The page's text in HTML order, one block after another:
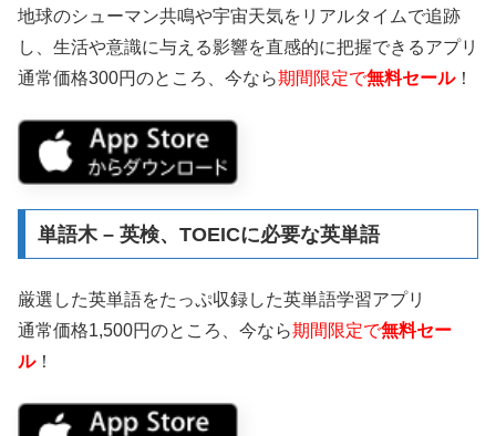
地球のシューマン共鳴や宇宙天気をリアルタイムで追跡
し、生活や意識に与える影響を直感的に把握できるアプリ
通常価格300円のところ、今なら期間限定で無料セール！
単語木 – 英検、TOEICに必要な英単語
厳選した英単語をたっぷ収録した英単語学習アプリ
通常価格1,500円のところ、今なら期間限定で無料セー
ル！